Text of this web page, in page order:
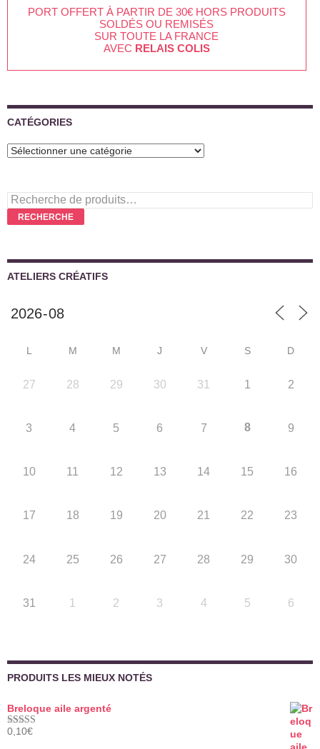
PORT OFFERT À PARTIR DE 30€ HORS PRODUITS
SOLDÉS OU REMISÉS
SUR TOUTE LA FRANCE
AVEC RELAIS COLIS
CATÉGORIES
Recherche
pour :
RECHERCHE
ATELIERS CRÉATIFS
L M M J V S D
27 28 29 30 31 1 2
3 4 5 6 7 8 9
10 11 12 13 14 15 16
17 18 19 20 21 22 23
24 25 26 27 28 29 30
31 1 2 3 4 5 6
PRODUITS LES MIEUX NOTÉS
Breloque aile argenté
Note5.00
0,10€